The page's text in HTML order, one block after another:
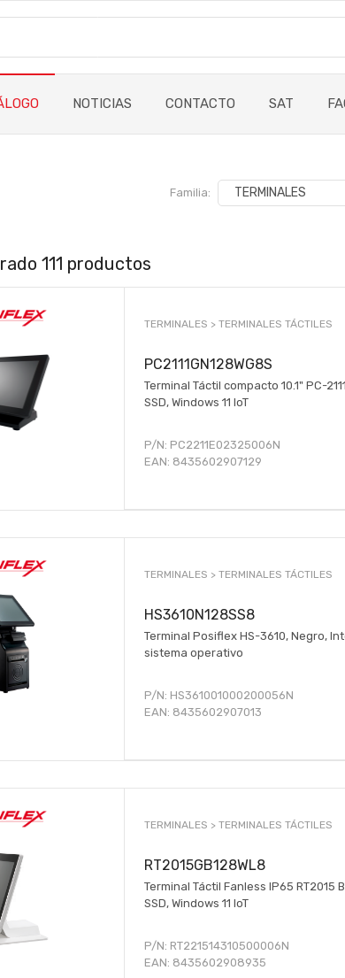
NOTICIAS CONTACTO SAT
Familia:
111 productos
TERMINALES > TERMINALES TÁCTILES
PC2111GN128WG8S
Terminal Táctil compacto 10.1" PC-
SSD, Windows 11 IoT
P/N: PC2211E02325006N
EAN: 8435602907129
TERMINALES > TERMINALES TÁCTILES
HS3610N128SS8
Terminal Posiflex HS-3610, Negro,
sistema operativo
P/N: HS361001000200056N
EAN: 8435602907013
TERMINALES > TERMINALES TÁCTILES
RT2015GB128WL8
Terminal Táctil Fanless IP65 RT2015
SSD, Windows 11 IoT
P/N: RT221514310500006N
EAN: 8435602908935